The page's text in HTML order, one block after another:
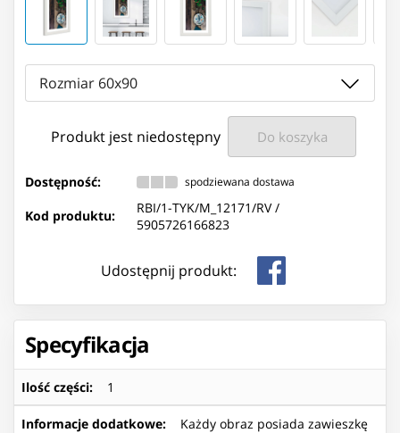
Rozmiar 60x90
Produkt jest niedostępny Do koszyka
Dostępność: spodziewana dostawa
Kod produktu:
RBI/1-TYK/M_12171/RV /
5905726166823
Udostępnij produkt:
Specyfikacja
Ilość części: 1
Informacje dodatkowe: Każdy obraz posiada zawieszkę